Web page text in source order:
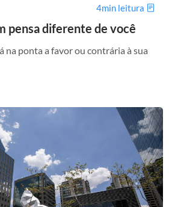
4min leitura
pensa diferente de você
na ponta a favor ou contrária à sua